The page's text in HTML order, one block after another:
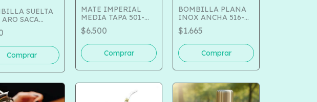
SUELTA
SACA
COD 500-330
MATE IMPERIAL
MEDIA TAPA 501-
1305
$6.500
BOMBILLA PLANA
INOX ANCHA 516-
2201
$1.665